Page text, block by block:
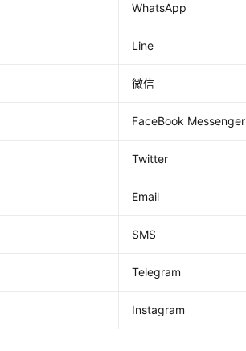
WhatsApp
Line
微信
FaceBook Messenger
Twitter
Email
SMS
Telegram
Instagram